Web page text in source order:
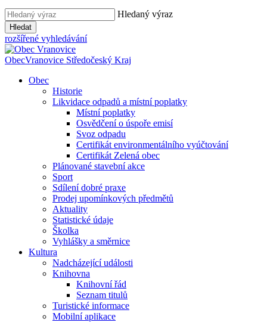
Hledaný výraz
Hledat
rozšířené vyhledávání
ObecVranovice Středočeský Kraj
Obec
Historie
Likvidace odpadů a místní poplatky
Místní poplatky
Osvědčení o úspoře emisí
Svoz odpadu
Certifikát environmentálního vyúčtování
Certifikát Zelená obec
Plánované stavební akce
Sport
Sdílení dobré praxe
Prodej upomínkových předmětů
Aktuality
Statistické údaje
Školka
Vyhlášky a směrnice
Kultura
Nadcházející události
Knihovna
Knihovní řád
Seznam titulů
Turistické informace
Mobilní aplikace